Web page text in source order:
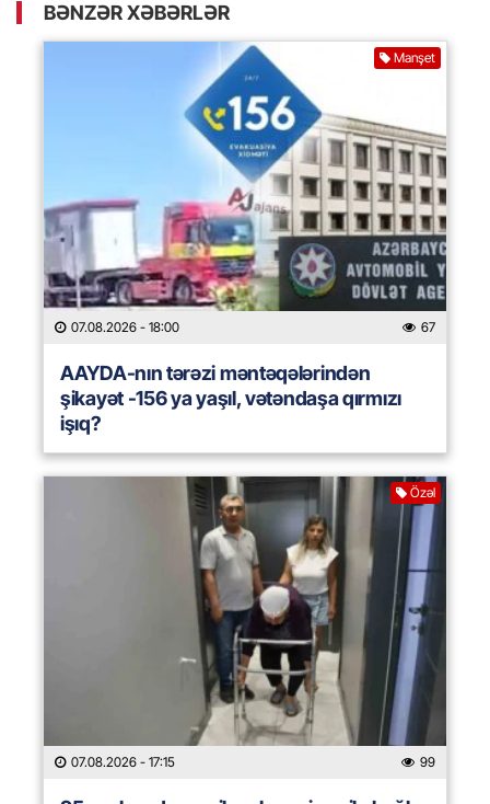
BƏNZƏR XƏBƏRLƏR
Manşet
07.08.2026 - 18:00 67
AAYDA-nın tərəzi məntəqələrindən
şikayət -156 ya yaşıl, vətəndaşa qırmızı
işıq?
Özəl
07.08.2026 - 17:15 99